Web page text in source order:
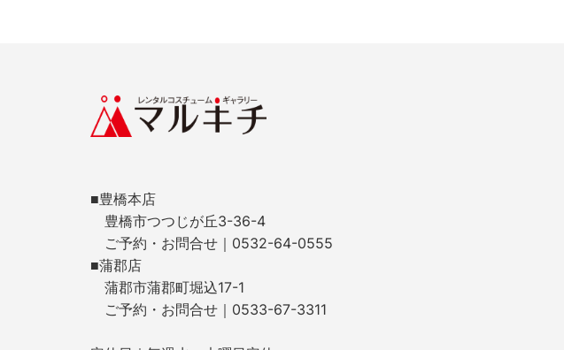
■豊橋本店
豊橋市つつじが丘3-36-4
ご予約・お問合せ｜0532-64-0555
■蒲郡店
蒲郡市蒲郡町堀込17-1
ご予約・お問合せ｜0533-67-3311